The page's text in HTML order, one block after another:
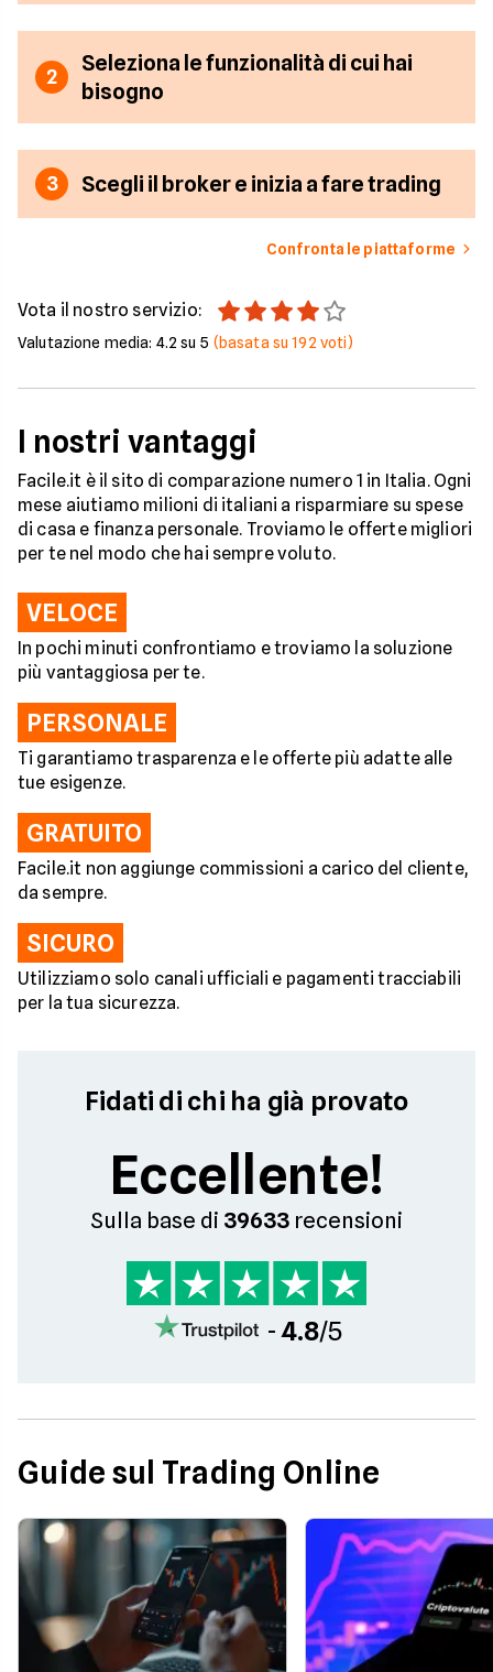
2
Seleziona le funzionalità di cui hai
bisogno
3 Scegli il broker e inizia a fare trading
Confronta le piattaforme
Vota il nostro servizio:
Valutazione media: 4.2 su 5 (basata su192 voti)
I nostri vantaggi
Facile.it è il sito di comparazione numero 1 in Italia. Ogni
mese aiutiamo milioni di italiani a risparmiare su spese
di casa e finanza personale. Troviamo le offerte migliori
per te nel modo che hai sempre voluto.
VELOCE
In pochi minuti confrontiamo e troviamo la soluzione
più vantaggiosa per te.
PERSONALE
Ti garantiamo trasparenza e le offerte più adatte alle
tue esigenze.
GRATUITO
Facile.it non aggiunge commissioni a carico del cliente,
da sempre.
SICURO
Utilizziamo solo canali ufficiali e pagamenti tracciabili
per la tua sicurezza.
Fidati di chi ha già provato
Eccellente!
Sulla base di 39633 recensioni
-4.8/5
Guide sul Trading Online